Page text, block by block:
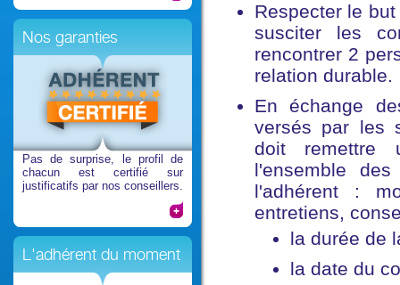
Nos garanties
Pas de surprise, le profil de
chacun est certifié sur
justificatifs par nos conseillers.
L'adhérent du moment
Respecter le
susciter les
rencontrer 2
relation durable.
En échange
versés par les
doit remettre
l'ensemble
l'adhérent :
entretiens,
la durée de
la date du